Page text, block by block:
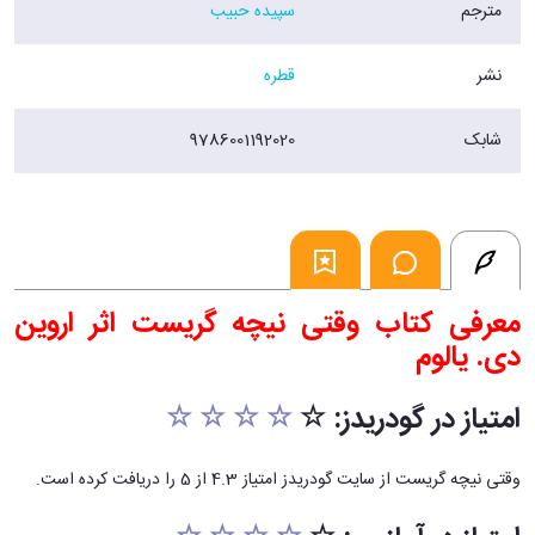
مترجم این کتاب، خود روانپزشک است و با یادداشت‌های متعدد خود درباره
غیر متخصص در این زمینه بسیار آسان کرده است.
مترجم سپیده حبیب
نشر قطره
شابک 9786001192020
معرفی کتاب وقتی نیچه گریست اثر اروین
دی. یالوم
امتیاز در گودریدز: ☆☆ ☆ ☆ ☆
وقتی نیچه گریست از سایت گودریدز امتیاز 4.3 از 5 را دریافت کرده است.